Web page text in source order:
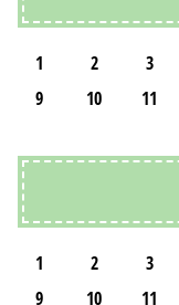
1 2 3
9
10 11
1 2 3
9
10 11